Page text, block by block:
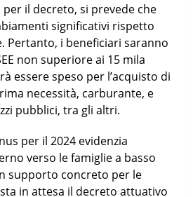
per il decreto, si prevede che
significativi rispetto
Pertanto, i beneficiari saranno
non superiore ai 15 mila
essere speso per l’acquisto di
necessità, carburante, e
pubblici, tra gli altri.
per il 2024 evidenzia
verso le famiglie a basso
supporto concreto per le
in attesa il decreto attuativo